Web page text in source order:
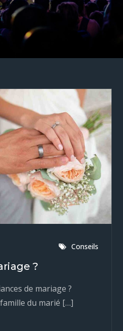
Conseils
?
de mariage ?
du marié […]